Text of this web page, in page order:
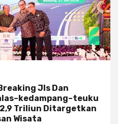
Jls Dan
Triliun Ditargetkan
Wisata